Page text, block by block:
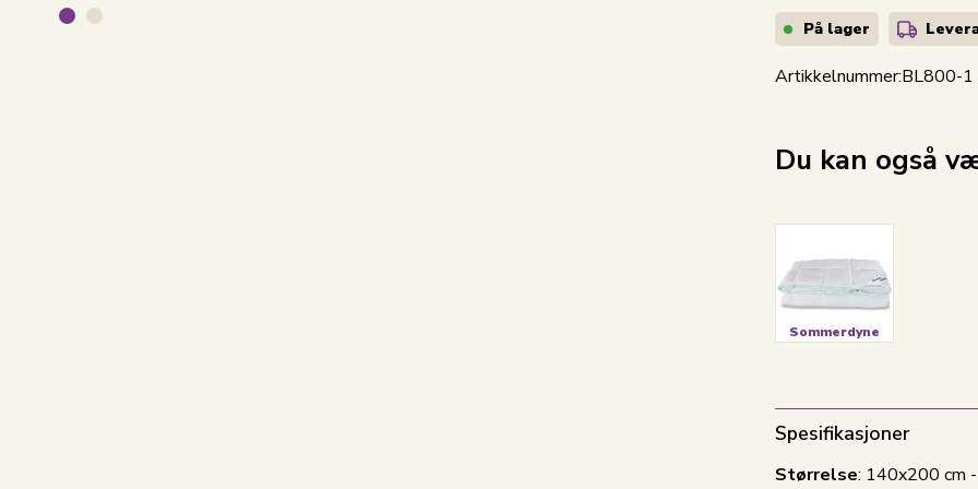
På lager
Artikkelnummer:BL800-1
Du kan også
Sommerdyne
Spesifikasjoner
Størrelse: 140x200 cm